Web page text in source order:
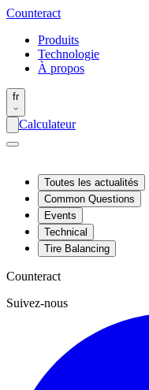
Counteract
Produits
Technologie
À propos
fr
Calculateur
Toutes les actualités
Common Questions
Events
Technical
Tire Balancing
Counteract
Suivez-nous